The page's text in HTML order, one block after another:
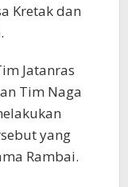
Kretak dan
Jatanras
Tim Naga
yang
Rambai.